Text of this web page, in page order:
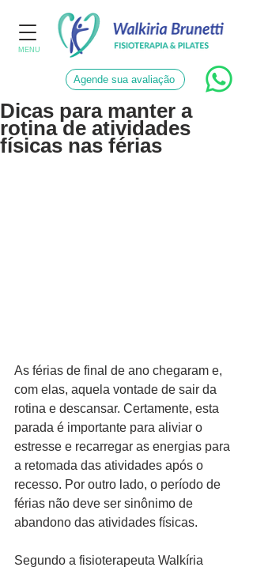
MENU
Agende sua avaliação
Dicas para manter a
rotina de atividades
físicas nas férias
As férias de final de ano chegaram e,
com elas, aquela vontade de sair da
rotina e descansar. Certamente, esta
parada é importante para aliviar o
estresse e recarregar as energias para
a retomada das atividades após o
recesso. Por outro lado, o período de
férias não deve ser sinônimo de
abandono das atividades físicas.
Segundo a fisioterapeuta Walkíria